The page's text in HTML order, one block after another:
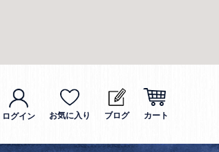
ログイン お気に入り ブログ カート